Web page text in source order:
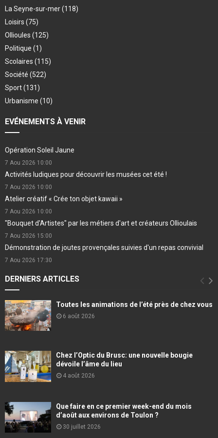
La Seyne-sur-mer(118)
Loisirs (75)
Ollioules (125)
Politique (1)
Scolaires (115)
Société (522)
Sport(131)
Urbanisme (10)
EVÉNEMENTS À VENIR
Opération Soleil Jaune
7 Aou 2026 10:00
Activités ludiques pour découvrir les musées cet été !
7 Aou 2026 10:00
Atelier créatif « Crée ton objet kawaii »
7 Aou 2026 10:00
"Bouquet d'Artistes" par les métiers d'art et créateurs Ollioulais
7 Aou 2026 15:00
Démonstration de joutes provençales suivies d'un repas convivial
7 Aou 2026 17:30
DERNIERS ARTICLES
Toutes les animations de l’été près de chez vous
6 août 2026
Chez l’Optic du Brusc: une nouvelle bougie
dévoile l’âme du lieu
4 août 2026
Que faire en ce premier week-end du mois
d’août aux environs de Toulon ?
30 juillet 2026